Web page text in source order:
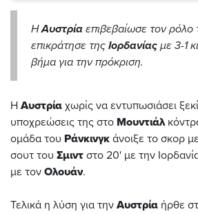
HΑυστρία επιβεβαίωσε τον ρόλο
επικράτησε της Ιορδανίας με 3-1
βήμα για την πρόκριση.
Η Αυστρία χωρίς να εντυπωσιάσει
υποχρεώσεις της στο Μουντιάλ
ομάδα του Ράνκινγκ άνοιξε το σκορ
σουτ του Σμιντ στο 20' με την
με τον Ολουάν.
Τελικά η λύση για την Αυστρία ήρθε